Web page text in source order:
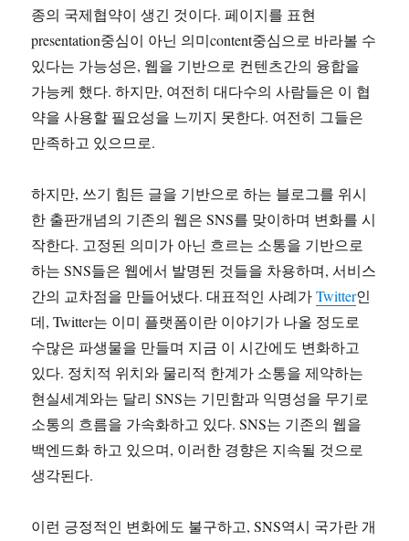
종의 국제협약이 생긴 것이다. 페이지를 표현
presentation중심이 아닌 의미content중심으로 바라볼 수
있다는 가능성은, 웹을 기반으로 컨텐츠간의 융합을
가능케 했다. 하지만, 여전히 대다수의 사람들은 이 협
약을 사용할 필요성을 느끼지 못한다. 여전히 그들은
만족하고 있으므로.
하지만, 쓰기 힘든 글을 기반으로 하는 블로그를 위시
한 출판개념의 기존의 웹은 SNS를 맞이하며 변화를 시
작한다. 고정된 의미가 아닌 흐르는 소통을 기반으로
하는 SNS들은 웹에서 발명된 것들을 차용하며, 서비스
간의 교차점을 만들어냈다. 대표적인 사례가Twitter인
데, Twitter는 이미 플랫폼이란 이야기가 나올 정도로
수많은 파생물을 만들며 지금 이 시간에도 변화하고
있다. 정치적 위치와 물리적 한계가 소통을 제약하는
현실세계와는 달리 SNS는 기민함과 익명성을 무기로
소통의 흐름을 가속화하고 있다. SNS는 기존의 웹을
백엔드화 하고 있으며, 이러한 경향은 지속될 것으로
생각된다.
이런 긍정적인 변화에도 불구하고, SNS역시 국가란 개